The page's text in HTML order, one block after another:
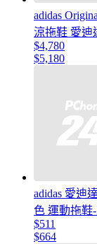
adidas
涼拖鞋 愛迪
$4,780
$5,180
adidas 愛迪
色 運動拖鞋
$511
$664